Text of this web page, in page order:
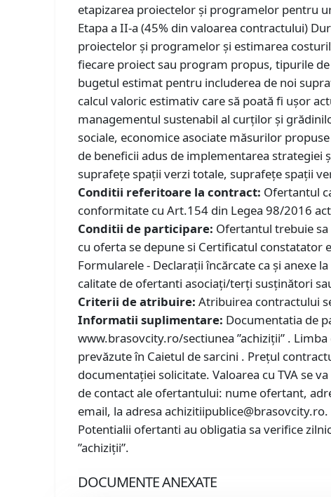
etapizarea proiectelor și programelor pentru
Etapa a II-a (45% din valoarea contractului)
proiectelor și programelor și estimarea
fiecare proiect sau program propus, tipurile
bugetul estimat pentru includerea de noi
calcul valoric estimativ care să poată fi ușor
managementul sustenabil al curților și
sociale, economice asociate măsurilor
de beneficii adus de implementarea strategiei
suprafețe spații verzi totale, suprafețe spații
Conditii referitoare la contract: Ofertantul
conformitate cu Art.154 din Legea 98/2016
Conditii de participare: Ofertantul trebuie
cu oferta se depune si Certificatul constatator
Formularele - Declarații încărcate ca și anexe
calitate de ofertanti asociați/terţi susţinători
Criterii de atribuire:Atribuirea contractului
Informatii suplimentare: Documentatia de
www.brasovcity.ro/sectiunea ”achiziții” .
prevăzute în Caietul de sarcini . Prețul
documentației solicitate. Valoarea cu TVA se
de contact ale ofertantului: nume ofertant,
email, la adresa
Potentialii ofertanti au obligatia sa verifice
”achiziții”.
DOCUMENTE ANEXATE